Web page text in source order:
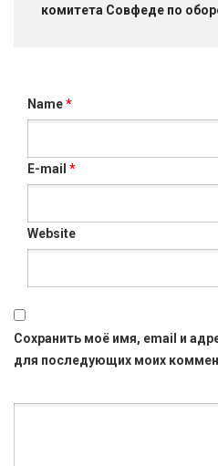
комитета Совфеде по
Name*
E-mail *
Website
Сохранить моё имя, email и
для последующих моих